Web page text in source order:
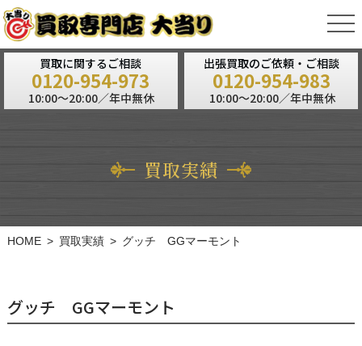
買取に関するご相談
0120-954-973
10:00～20:00／年中無休
出張買取のご依頼・ご相談
0120-954-983
10:00～20:00／年中無休
買取実績
HOME 買取実績 グッチ GGマーモント
グッチ GGマーモント